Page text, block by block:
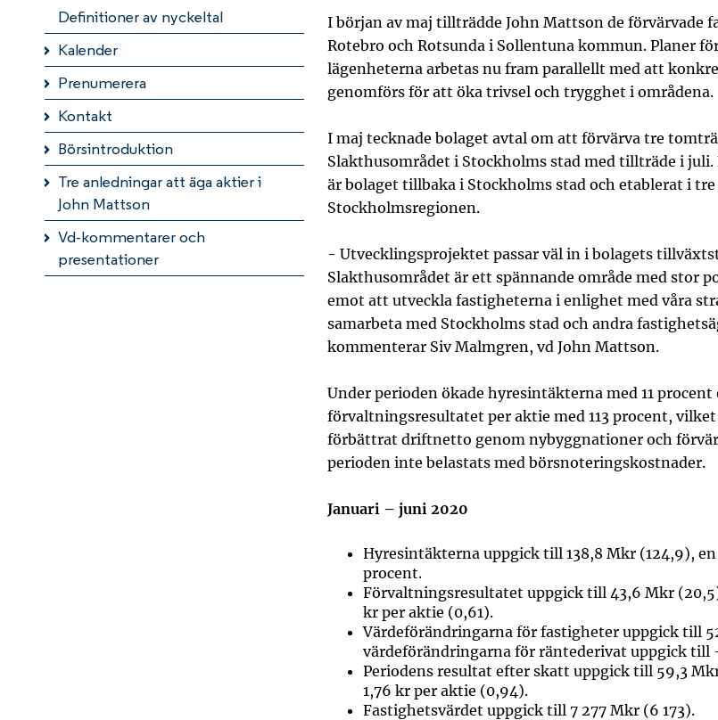
Definitioner av nyckeltal
Kalender
Prenumerera
Kontakt
Börsintroduktion
Tre anledningar att äga aktier i
John Mattson
Vd-kommentarer och
presentationer
I början av maj tillträdde John Mattson de förvärvade
Rotebro och Rotsunda i Sollentuna kommun.Planer
lägenheternaarbetas nu fram parallellt med att
genomförs för att öka trivsel och trygghet i områdena.
I maj tecknade bolaget avtal om att förvärva tre
Slakthusområdet i Stockholms stad med tillträde i juli.
är bolaget tillbaka i Stockholms stad och etablerat i
Stockholmsregionen.
- Utvecklingsprojektet passar väl in i bolagets
Slakthusområdet är ett spännande område med stor
emot att utveckla fastigheterna i enlighet med våra
samarbeta med Stockholms stad och andra
kommenterar Siv Malmgren, vd John Mattson.
Under perioden ökade hyresintäkterna med 11 procent
förvaltningsresultatet per aktie med 113 procent,
förbättrat driftnetto genom nybyggnationer och
perioden inte belastats med börsnoteringskostnader.
Januari – juni 2020
Hyresintäkterna uppgick till 138,8 Mkr (124,9), en
procent.
Förvaltningsresultatet uppgick till 43,6 Mkr
kr per aktie (0,61).
Värdeförändringarna för fastigheter uppgick till
värdeförändringarna för räntederivat uppgick till
Periodens resultat efter skatt uppgick till 59,3
1,76 kr per aktie (0,94).
Fastighetsvärdet uppgick till 7 277 Mkr (6 173).